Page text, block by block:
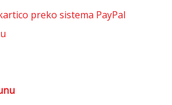
preko sistema PayPal